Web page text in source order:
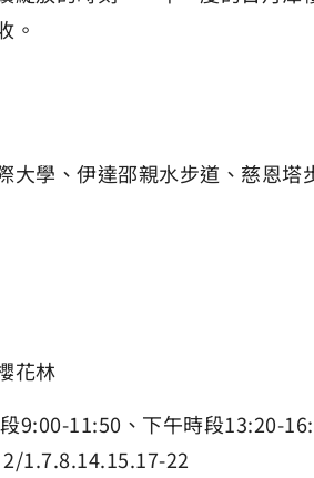
。
大學、伊達邵親水步道、慈恩
花林
9:00-11:50、下午時段13:20-
1.7.8.14.15.17-22